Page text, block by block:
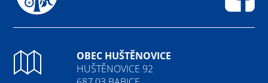
OBEC HUŠTĚNOVICE
HUŠTĚNOVICE 92